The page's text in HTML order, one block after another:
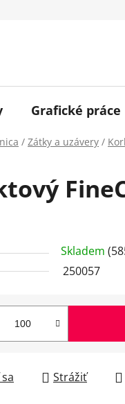
Grafické práce
/ Zátky a uzávery /
Skladem
250057
Strážiť